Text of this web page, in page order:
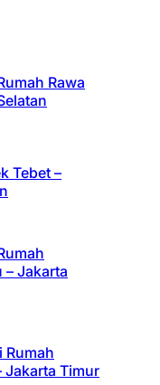
Rawa
Tebet –
– Jakarta
Rumah
Jakarta Timur